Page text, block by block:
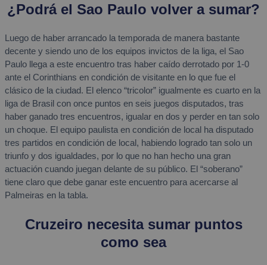
¿Podrá el Sao Paulo volver a sumar?
Luego de haber arrancado la temporada de manera bastante
decente y siendo uno de los equipos invictos de la liga, el Sao
Paulo llega a este encuentro tras haber caído derrotado por 1-0
ante el Corinthians en condición de visitante en lo que fue el
clásico de la ciudad. El elenco “tricolor” igualmente es cuarto en la
liga de Brasil con once puntos en seis juegos disputados, tras
haber ganado tres encuentros, igualar en dos y perder en tan solo
un choque. El equipo paulista en condición de local ha disputado
tres partidos en condición de local, habiendo logrado tan solo un
triunfo y dos igualdades, por lo que no han hecho una gran
actuación cuando juegan delante de su público. El “soberano”
tiene claro que debe ganar este encuentro para acercarse al
Palmeiras en la tabla.
Cruzeiro necesita sumar puntos
como sea